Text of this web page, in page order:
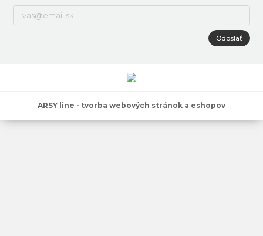
Odoslať
ARSY line - tvorba webových stránok a eshopov